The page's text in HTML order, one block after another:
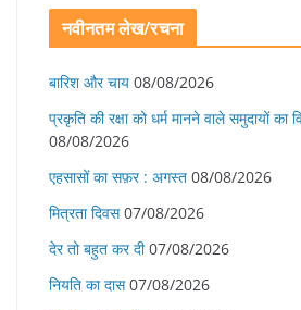
नवीनतम लेख/रचना
बारिश और चाय 08/08/2026
प्रकृति की रक्षा को धर्म मानने वाले समुदायों का
08/08/2026
एहसासों का सफ़र : अगस्त 08/08/2026
मित्रता दिवस 07/08/2026
देर तो बहुत कर दी 07/08/2026
नियति का दास 07/08/2026